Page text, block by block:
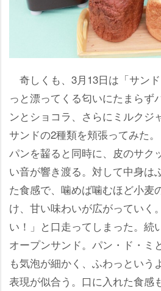
奇しくも、3月13日は「サン
っと漂ってくる匂いにたまらず
ンとショコラ、さらにミルクジ
サンドの2種類を頬張ってみた。
パンを齧ると同時に、皮のサク
い音が響き渡る。対して中身は
た食感で、噛めば噛むほど小麦
け、甘い味わいが広がっていく
い！」と口走ってしまった。続
オープンサンド。パン・ド・ミ
も気泡が細かく、ふわっという
表現が似合う。口に入れた食感